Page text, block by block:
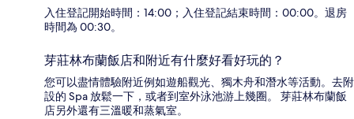
入住登記開始時間：14:00；入住登記結束時間：00:00。退房
時間為 00:30。
芽莊林布蘭飯店和附近有什麼好看好玩的？
您可以盡情體驗附近例如遊船觀光、獨木舟和潛水等活動。去附
設的 Spa 放鬆一下，或者到室外泳池游上幾圈。 芽莊林布蘭飯
店另外還有三溫暖和蒸氣室。